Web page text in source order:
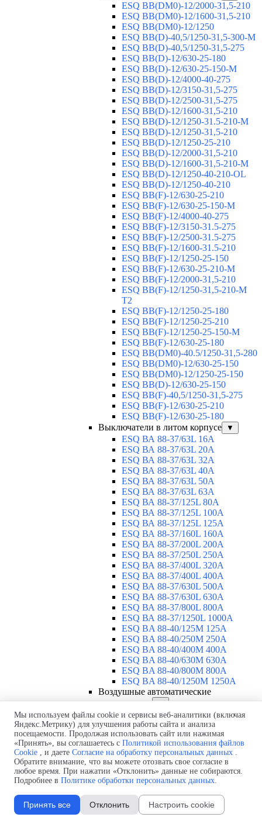
ESQ ВВ(DM0)-12/2000-31,5-210
ESQ ВВ(DM0)-12/1600-31,5-210
ESQ ВВ(DM0)-12/1250
ESQ ВВ(D)-40,5/1250-31,5-300-М
ESQ ВВ(D)-40,5/1250-31,5-275
ESQ ВВ(D)-12/630-25-180
ESQ ВВ(D)-12/630-25-150-М
ESQ ВВ(D)-12/4000-40-275
ESQ ВВ(D)-12/3150-31,5-275
ESQ ВВ(D)-12/2500-31,5-275
ESQ ВВ(D)-12/1600-31,5-210
ESQ ВВ(D)-12/1250-31.5-210-М
ESQ ВВ(D)-12/1250-31,5-210
ESQ ВВ(D)-12/1250-25-210
ESQ BB(D)-12/2000-31,5-210
ESQ BB(D)-12/1600-31,5-210-М
ESQ BB(D)-12/1250-40-210-OL
ESQ BB(D)-12/1250-40-210
ESQ ВВ(F)-12/630-25-210
ESQ ВВ(F)-12/630-25-150-М
ESQ ВВ(F)-12/4000-40-275
ESQ ВВ(F)-12/3150-31.5-275
ESQ ВВ(F)-12/2500-31.5-275
ESQ ВВ(F)-12/1600-31.5-210
ESQ ВВ(F)-12/1250-25-150
ESQ BB(F)-12/630-25-210-М
ESQ BB(F)-12/2000-31,5-210
ESQ BB(F)-12/1250-31,5-210-М
T2
ESQ BB(F)-12/1250-25-180
ESQ ВВ(F)-12/1250-25-210
ESQ ВВ(F)-12/1250-25-150-М
ESQ BB(F)-12/630-25-180
ESQ ВВ(DM0)-40.5/1250-31,5-280
ESQ ВВ(DM0)-12/630-25-150
ESQ ВВ(DM0)-12/1250-25-150
ESQ BB(D)-12/630-25-150
ESQ ВВ(F)-40,5/1250-31,5-275
ESQ ВВ(F)-12/630-25-210
ESQ ВВ(F)-12/630-25-180
Выключатели в литом корпусе
▼
ESQ ВА 88-37/63L 16A
ESQ ВА 88-37/63L 20A
ESQ ВА 88-37/63L 32A
ESQ ВА 88-37/63L 40A
ESQ ВА 88-37/63L 50A
ESQ ВА 88-37/63L 63A
ESQ ВА 88-37/125L 80A
ESQ ВА 88-37/125L 100A
ESQ ВА 88-37/125L 125A
ESQ ВА 88-37/160L 160A
ESQ ВА 88-37/200L 200A
ESQ ВА 88-37/250L 250A
ESQ ВА 88-37/400L 320A
ESQ ВА 88-37/400L 400A
ESQ ВА 88-37/630L 500A
ESQ ВА 88-37/630L 630A
ESQ ВА 88-37/800L 800A
ESQ ВА 88-37/1250L 1000A
ESQ BA 88-40/125M 125A
ESQ BA 88-40/250M 250A
ESQ BA 88-40/400M 400A
ESQ BA 88-40/630М 630A
ESQ BA 88-40/800M 800A
ESQ BA 88-40/1250М 1250A
Воздушные автоматические
выключатели ▼
ESQ ВА99-40B 3F M2C2S2 M
2500A
ESQ ВА99-40A 3F M2C2S2 М
800A
ESQ ВА99-40A 3F M2C2S2 М
630A
ESQ ВА99-40A 3F M2C2S2 М
ESQ ВА99-40A 3F M2C2S2 М
1600A
Мы используем файлы cookie и сервисы веб-аналитики (включая
Яндекс.Метрику) для улучшения работы сайта и анализа
посещаемости. Продолжая использовать сайт или нажимая
«Принять», вы соглашаетесь с Политикой использования файлов
Cookie , и даете Согласие на обработку персональных данных .
Обратите внимание, что вы можете отозвать свое согласие в
любое время. При нажатии «Отклонить» данные не собираются.
Подробнее в Политике обработки персональных данных.
Принять все Отклонить Настроить cookie